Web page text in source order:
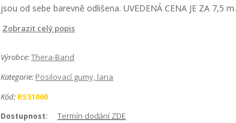
jsou od sebe barevně odlišena. UVEDENÁ CENA JE ZA 7,5 m.
Zobrazit celý popis
Výrobce:Thera-Band
Kategorie: Posilovací gumy, lana
Kód: RS51060
Dostupnost: Termín dodání ZDE